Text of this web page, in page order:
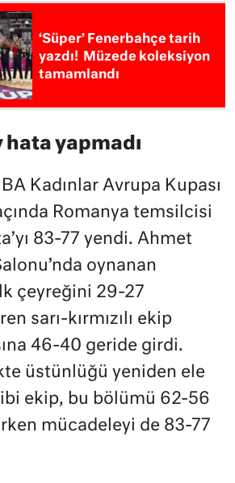
‘Süper’ Fenerbahçe tarih
yazdı! Müzede koleksiyon
tamamlandı
yapmadı
Kadınlar Avrupa Kupası
Romanya temsilcisi
83-77 yendi. Ahmet
oynanan
çeyreğini 29-27
sarı-kırmızılı ekip
46-40 geride girdi.
üstünlüğü yeniden ele
ekip, bu bölümü 62-56
mücadeleyi de 83-77